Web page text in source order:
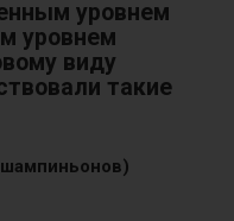
уровнем
уровнем
виду
такие